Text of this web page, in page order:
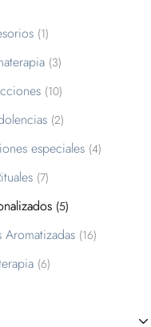
1
3
10
2
especiales 4
7
5
Aromatizadas 16
6